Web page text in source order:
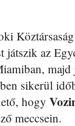
játszik az
sikerül
hogy
meccsein.